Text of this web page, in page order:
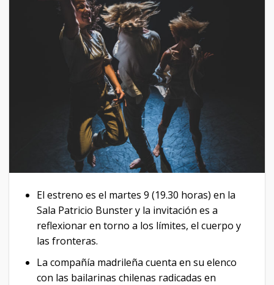
El estreno es el martes 9 (19.30 horas) en la
Sala Patricio Bunster y la invitación es a
reflexionar en torno a los límites, el cuerpo y
las fronteras.
La compañía madrileña cuenta en su elenco
con las bailarinas chilenas radicadas en